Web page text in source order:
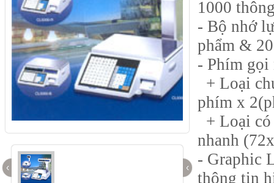
‹ ‹
1000
- Bộ nhớ
phẩm &
- Phím gọi
+ Loại
phím x
+ Loại
nhanh
- Graphic
thông tin